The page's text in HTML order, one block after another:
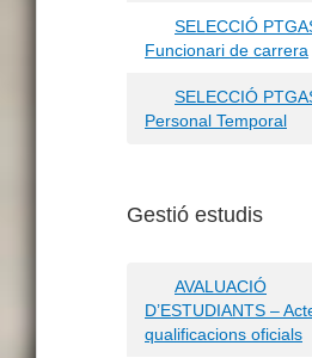
SELECCIÓ
Funcionari de carrera
SELECCIÓ
Personal Temporal
Gestió estudis
AVALUACIÓ
D’ESTUDIANTS –
qualificacions oficials